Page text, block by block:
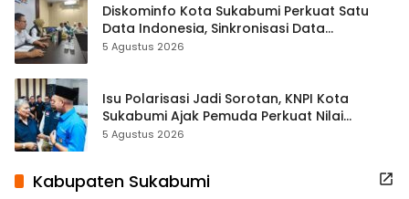
Diskominfo Kota Sukabumi Perkuat Satu
Data Indonesia, Sinkronisasi Data
Kewilayahan Dikebut
5 Agustus 2026
Isu Polarisasi Jadi Sorotan, KNPI Kota
Sukabumi Ajak Pemuda Perkuat Nilai
Kebangsaan
5 Agustus 2026
Kabupaten Sukabumi